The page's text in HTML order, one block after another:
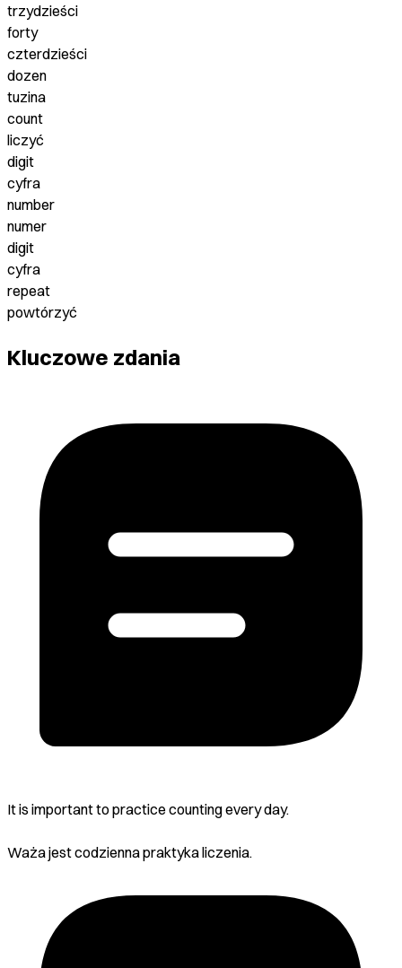
trzydzieści
forty
czterdzieści
dozen
tuzina
count
liczyć
digit
cyfra
number
numer
digit
cyfra
repeat
powtórzyć
Kluczowe zdania
It is important to practice counting every day.
Waża jest codzienna praktyka liczenia.